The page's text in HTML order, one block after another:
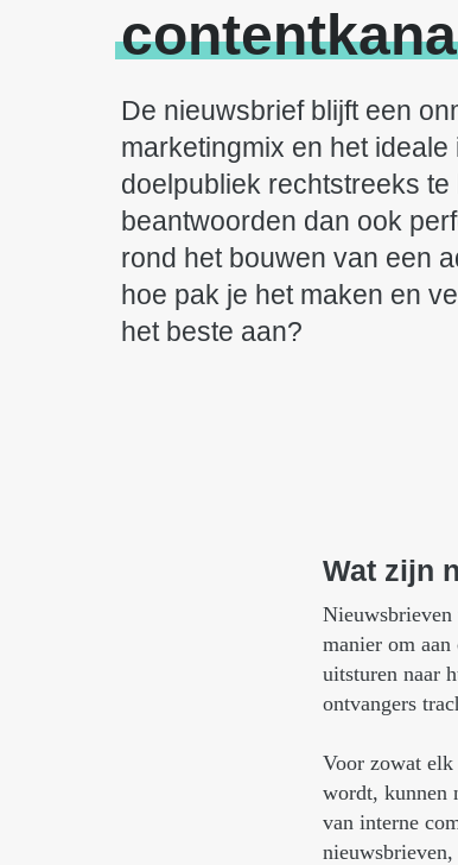
De nieuwsbrief blijft een
marketingmix en het
doelpubliek rechtstreeks
beantwoorden dan ook
rond het bouwen van een
hoe pak je het maken en
het beste aan?
Wat zijn
Nieuwsbrieven
manier om
uitsturen naar
ontvangers
Voor zowat
wordt, kunnen
van interne